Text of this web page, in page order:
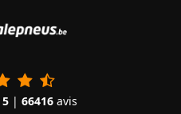
5 | 66416 avis